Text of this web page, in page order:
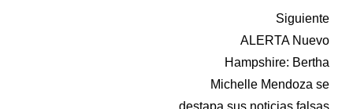
Siguiente
ALERTA Nuevo
Hampshire: Bertha
Michelle Mendoza se
destapa sus noticias falsas